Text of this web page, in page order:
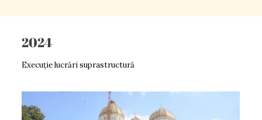
2024
Execuție lucrări suprastructură